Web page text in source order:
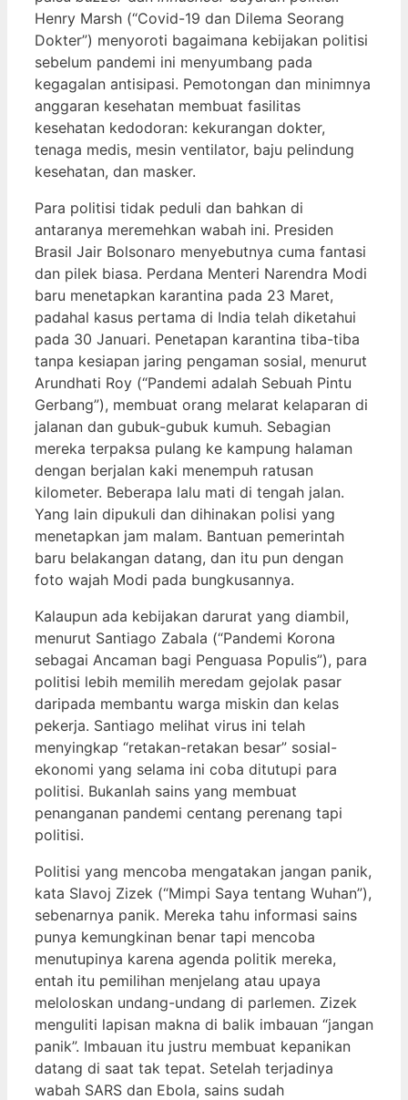
Henry Marsh (“Covid-19 dan Dilema Seorang
Dokter”) menyoroti bagaimana kebijakan politisi
sebelum pandemi ini menyumbang pada
kegagalan antisipasi. Pemotongan dan minimnya
anggaran kesehatan membuat fasilitas
kesehatan kedodoran: kekurangan dokter,
tenaga medis, mesin ventilator, baju pelindung
kesehatan, dan masker.
Para politisi tidak peduli dan bahkan di
antaranya meremehkan wabah ini. Presiden
Brasil Jair Bolsonaro menyebutnya cuma fantasi
dan pilek biasa. Perdana Menteri Narendra Modi
baru menetapkan karantina pada 23 Maret,
padahal kasus pertama di India telah diketahui
pada 30 Januari. Penetapan karantina tiba-tiba
tanpa kesiapan jaring pengaman sosial, menurut
Arundhati Roy (“Pandemi adalah Sebuah Pintu
Gerbang”), membuat orang melarat kelaparan di
jalanan dan gubuk-gubuk kumuh. Sebagian
mereka terpaksa pulang ke kampung halaman
dengan berjalan kaki menempuh ratusan
kilometer. Beberapa lalu mati di tengah jalan.
Yang lain dipukuli dan dihinakan polisi yang
menetapkan jam malam. Bantuan pemerintah
baru belakangan datang, dan itu pun dengan
foto wajah Modi pada bungkusannya.
Kalaupun ada kebijakan darurat yang diambil,
menurut Santiago Zabala (“Pandemi Korona
sebagai Ancaman bagi Penguasa Populis”), para
politisi lebih memilih meredam gejolak pasar
daripada membantu warga miskin dan kelas
pekerja. Santiago melihat virus ini telah
menyingkap “retakan-retakan besar” sosial-
ekonomi yang selama ini coba ditutupi para
politisi. Bukanlah sains yang membuat
penanganan pandemi centang perenang tapi
politisi.
Politisi yang mencoba mengatakan jangan panik,
kata Slavoj Zizek (“Mimpi Saya tentang Wuhan”),
sebenarnya panik. Mereka tahu informasi sains
punya kemungkinan benar tapi mencoba
menutupinya karena agenda politik mereka,
entah itu pemilihan menjelang atau upaya
meloloskan undang-undang di parlemen. Zizek
menguliti lapisan makna di balik imbauan “jangan
panik”. Imbauan itu justru membuat kepanikan
datang di saat tak tepat. Setelah terjadinya
wabah SARS dan Ebola, sains sudah